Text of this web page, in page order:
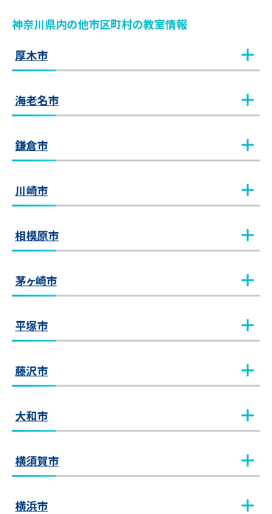
神奈川県内の他市区町村の教室情報
厚木市
本厚木教室 教室見学（無料）
海老名市
海老名教室 教室見学（無料）
鎌倉市
大船教室 教室見学（無料）
川崎市
川崎教室 教室見学（無料）
川崎西口教室
溝の口南口教室
相模原市
相模大野教室 教室見学（無料）
相模原教室
茅ヶ崎市
茅ヶ崎教室 教室見学（無料）
平塚市
平塚教室 教室見学（無料）
藤沢市
湘南台教室 教室見学（無料）
Luz湘南辻堂教室
大和市
中央林間教室 教室見学（無料）
大和教室
横須賀市
横須賀中央教室 教室見学（無料）
横浜市